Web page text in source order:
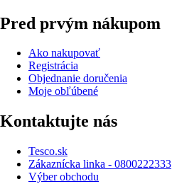
Pred prvým nákupom
Ako nakupovať
Registrácia
Objednanie doručenia
Moje obľúbené
Kontaktujte nás
Tesco.sk
Zákaznícka linka - 0800222333
Výber obchodu